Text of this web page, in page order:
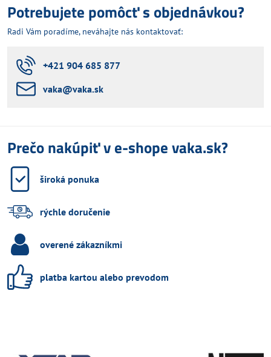
Potrebujete pomôcť s objednávkou?
Radi Vám poradíme, neváhajte nás kontaktovať:
+421 904 685 877
vaka​@vaka​.sk
Prečo nakúpiť v e-shope vaka.sk?
široká ponuka
rýchle doručenie
overené zákazníkmi
platba kartou alebo prevodom